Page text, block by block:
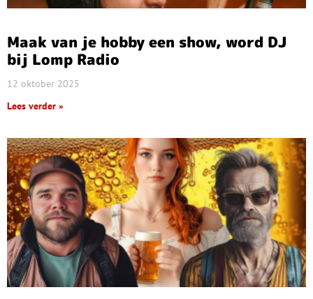
Maak van je hobby een show, word DJ
bij Lomp Radio
12 oktober 2025
Lees verder »